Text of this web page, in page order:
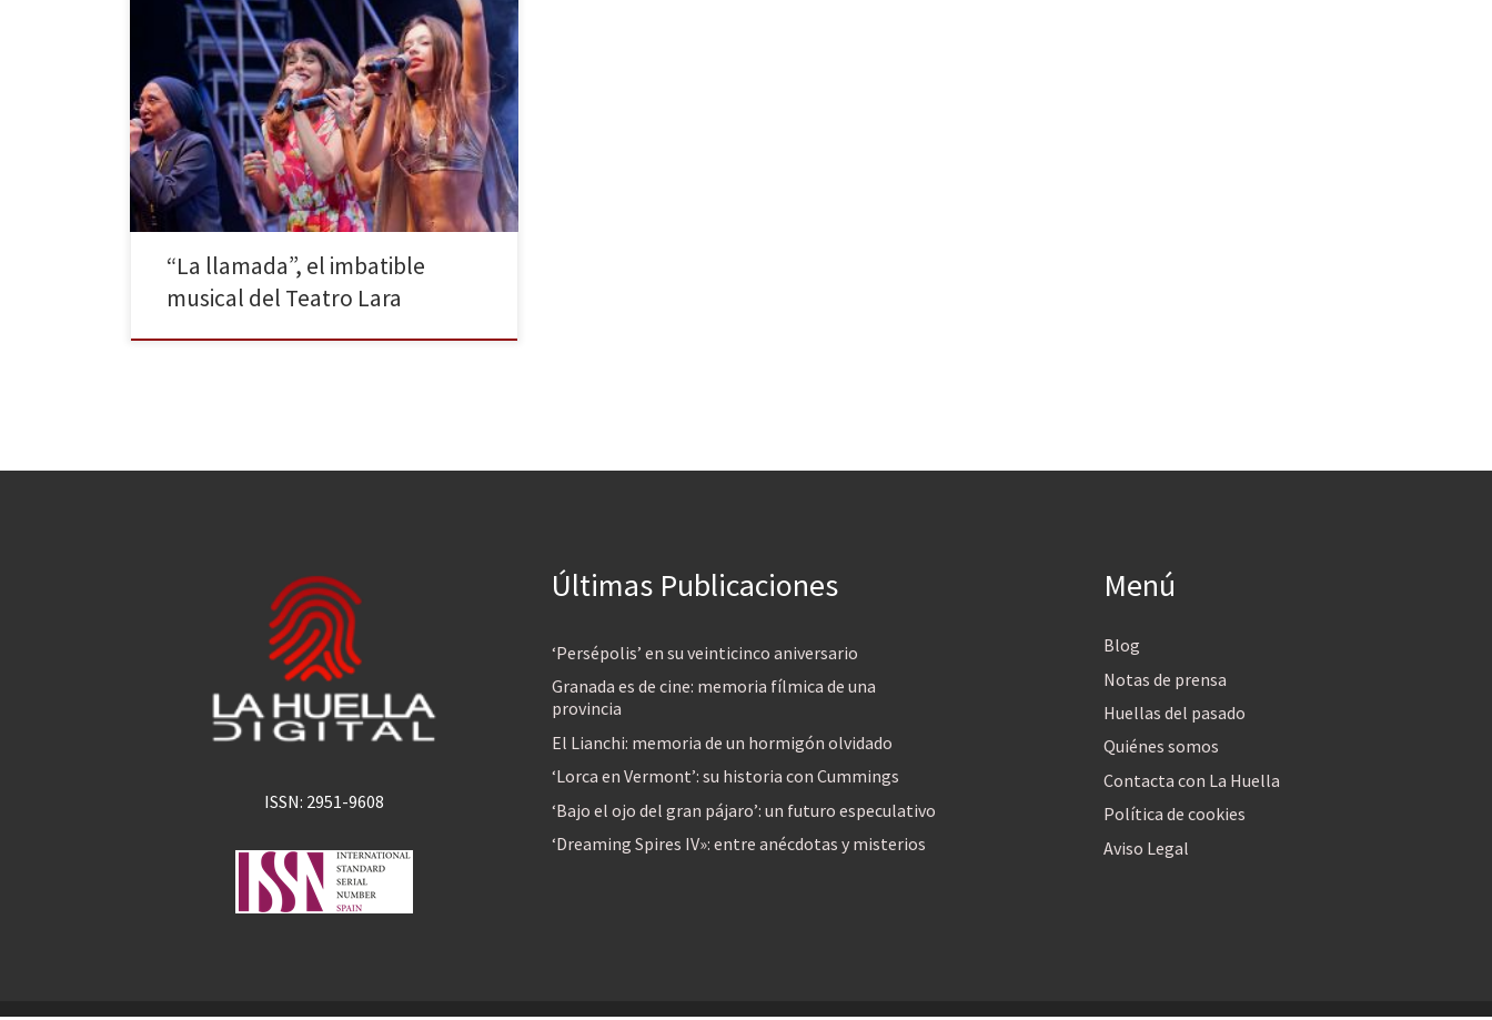
Este musical atípico, que ha cosechado un increíble
éxito esta temporada, se mantiene los fines de
semana hasta abril de 2015 en la Sala Principal del
Teatro Lara, causando fascinación tanto a
espectadores como a la crítica y creando una legión
de seguidores. Javier Ambrossi y Javier Calvo dirigen y
[…]
“La llamada”, el imbatible
musical del Teatro Lara
ISSN: 2951-9608
Últimas Publicaciones
‘Persépolis’ en su veinticinco aniversario
Granada es de cine: memoria fílmica de una
provincia
El Lianchi: memoria de un hormigón olvidado
‘Lorca en Vermont’: su historia con Cummings
‘Bajo el ojo del gran pájaro’: un futuro especulativo
‘Dreaming Spires IV»: entre anécdotas y misterios
Menú
Blog
Notas de prensa
Huellas del pasado
Quiénes somos
Contacta con La Huella
Política de cookies
Aviso Legal